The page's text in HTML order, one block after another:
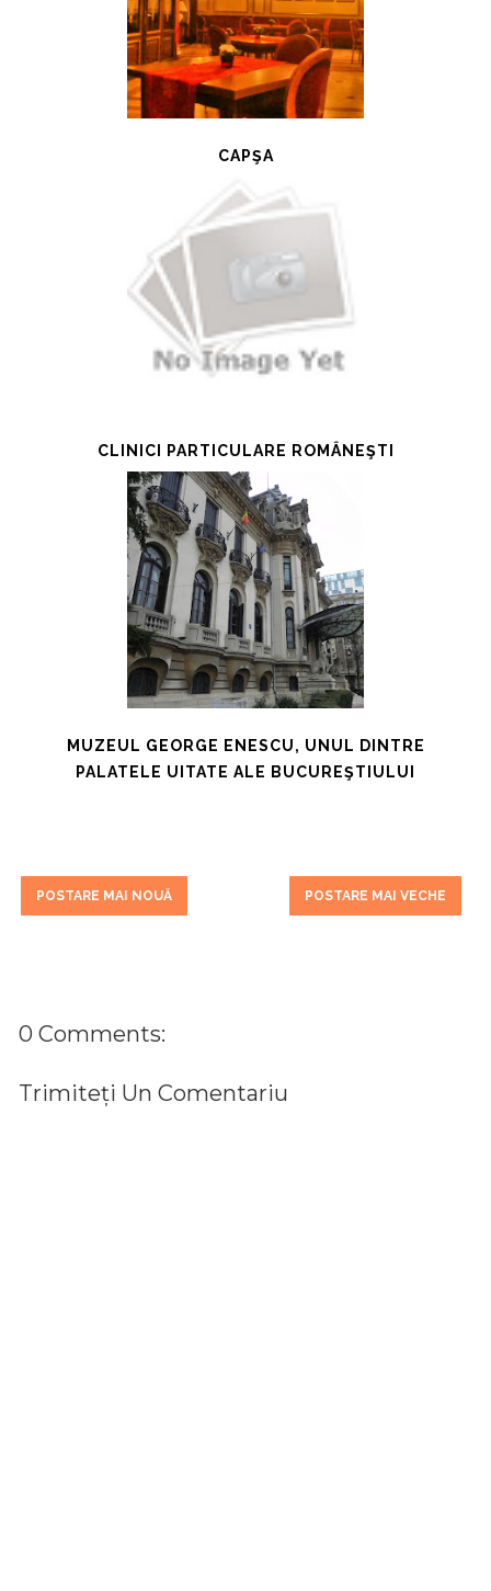
CAPŞA
CLINICI PARTICULARE ROMÂNEŞTI
MUZEUL GEORGE ENESCU, UNUL DINTRE
PALATELE UITATE ALE BUCUREŞTIULUI
POSTARE MAI NOUĂ POSTARE MAI VECHE
0 Comments:
Trimiteți Un Comentariu